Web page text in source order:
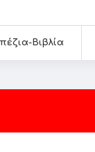
Βιβλία